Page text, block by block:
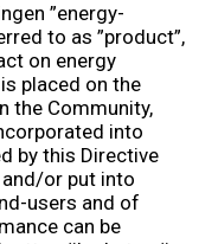
”energy-
to as ”product”,
on energy
placed on the
the Community,
into
by this Directive
or put into
users and of
can be